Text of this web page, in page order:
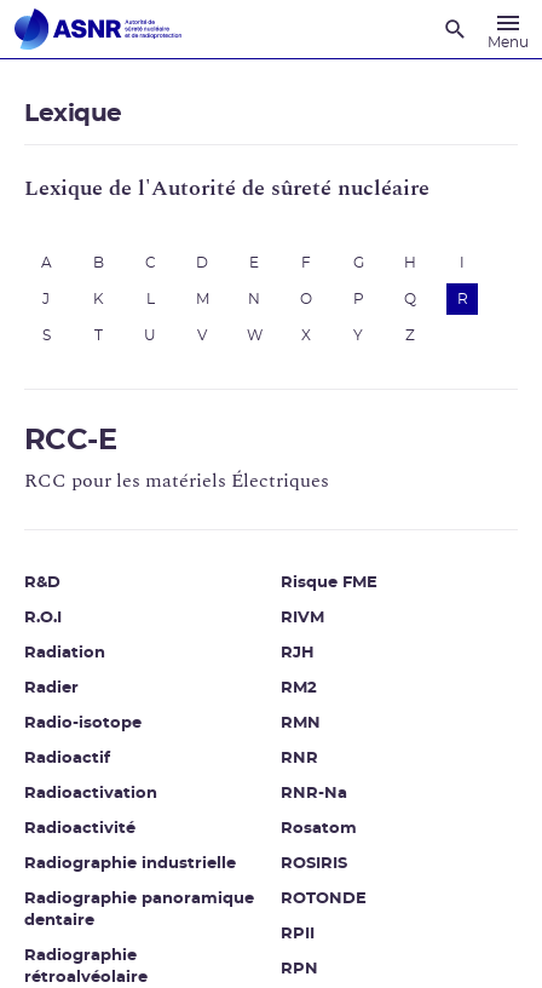
Menu
Lexique
Lexique de l'Autorité de sûreté nucléaire
A B C D E F G H
J K M N O P Q R
S U V W X Y Z
RCC-E
RCC pour les matériels Électriques
R&D
R.O.I
Radiation
Radier
Radio-isotope
Radioactif
Radioactivation
Radioactivité
Radiographie industrielle
Radiographie panoramique
dentaire
Radiographie
rétroalvéolaire
Risque FME
RIVM
RJH
RM2
RMN
RNR
RNR-Na
Rosatom
ROSIRIS
ROTONDE
RPII
RPN